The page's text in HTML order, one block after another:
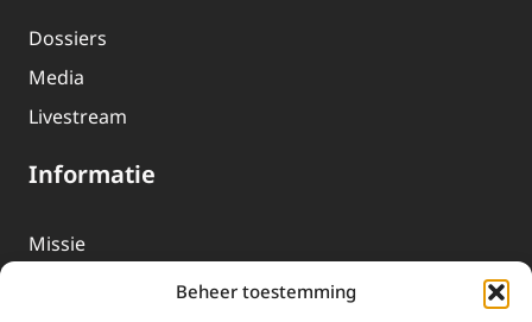
Beheer toestemming
Dossiers
Media
Livestream
Informatie
Missie